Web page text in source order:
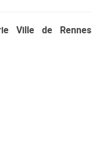
Ville de Rennes